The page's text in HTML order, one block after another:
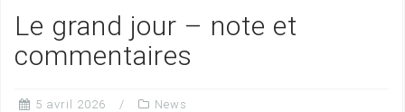
Le grand jour – note et
commentaires
5 avril 2026 News